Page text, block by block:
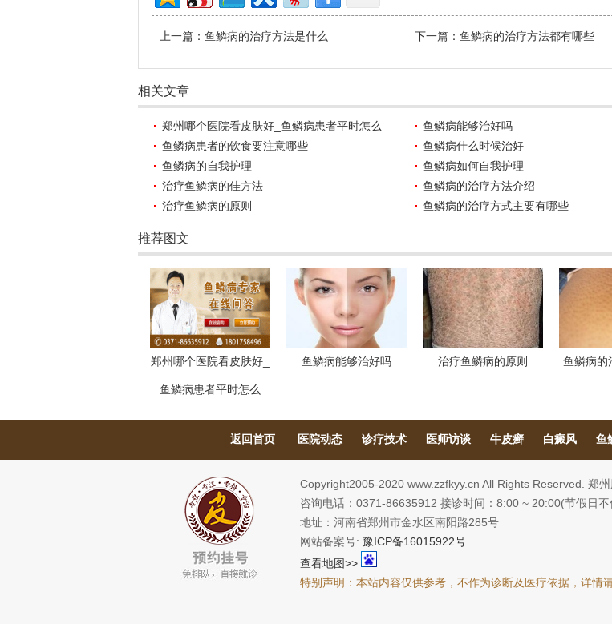
上一篇： 鱼鳞病的治疗方法是什么 下一篇： 鱼鳞病的治疗方法都有哪些
相关文章
郑州哪个医院看皮肤好_鱼鳞病患者平时怎么
鱼鳞病能够治好吗
鱼鳞病患者的饮食要注意哪些
鱼鳞病什么时候治好
鱼鳞病的自我护理
鱼鳞病如何自我护理
治疗鱼鳞病的佳方法
鱼鳞病的治疗方法介绍
治疗鱼鳞病的原则
鱼鳞病的治疗方式主要有哪些
推荐图文
郑州哪个医院看皮肤好_
鱼鳞病患者平时怎么
鱼鳞病能够治好吗 治疗鱼鳞病的原则 鱼鳞病的
返回首页 医院动态 诊疗技术 医师访谈 牛皮癣 白癜风 鱼
Copyright2005-2020 www.zzfkyy.cn All Rights Reserved. 郑
咨询电话：0371-86635912 接诊时间：8:00 ~ 20:00(节假日不
地址：河南省郑州市金水区南阳路285号
网站备案号: 豫ICP备16015922号
查看地图>>
特别声明：本站内容仅供参考，不作为诊断及医疗依据，详情